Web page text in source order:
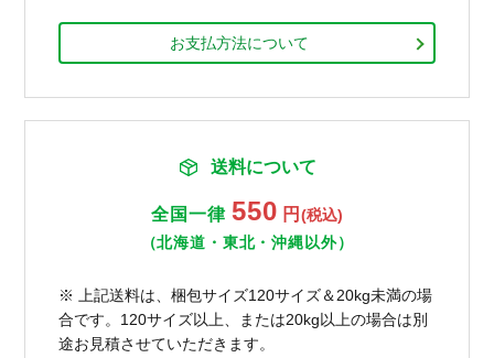
お支払方法について
送料について
全国一律 550 円 (税込)
（北海道・東北・沖縄以外）
※ 上記送料は、梱包サイズ120サイズ＆20kg未満の場
合です。120サイズ以上、または20kg以上の場合は別
途お見積させていただきます。